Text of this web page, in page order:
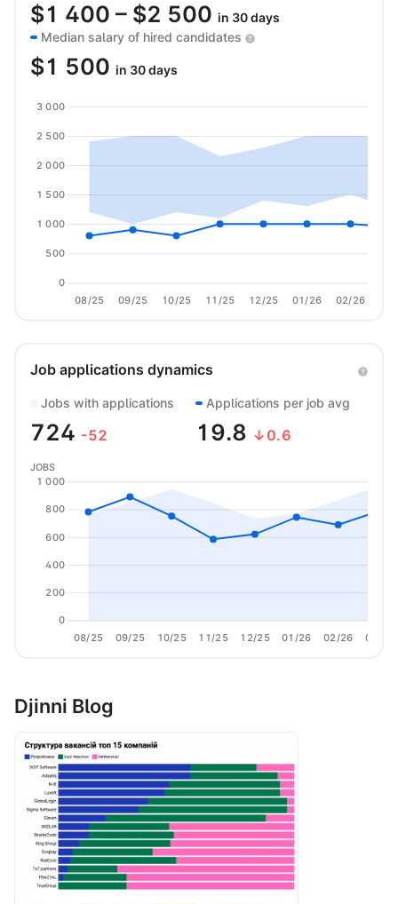
$1 400 – $2 500 in 30 days
Median salary of hired candidates
$1 500 in 30 days
08/25 09/25 10/25 11/25 12/25 01/26 02/26
0
500
1 000
1 500
2 000
2 500
3 000
Job applications dynamics
Jobs with applications
724 -52
Applications per job avg
19.8 ↓0.6
08/25 09/25 10/25 11/25 12/25 01/26 02/26 03/26
0
200
400
600
800
1 000
JOBS
Djinni Blog